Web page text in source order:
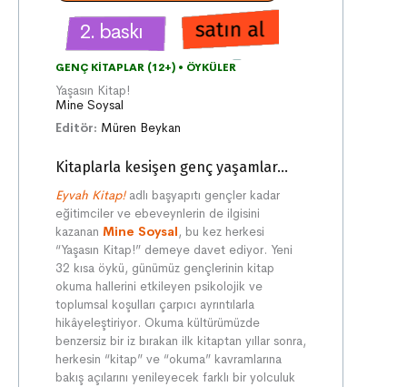
2. baskı
GENÇ KITAPLAR (12+) • ÖYKÜLER
Yaşasın Kitap!
Mine Soysal
Editör: Müren Beykan
Kitaplarla kesişen genç yaşamlar...
Eyvah Kitap!adlı başyapıtı gençler kadar
eğitimciler ve ebeveynlerin de ilgisini
kazanan Mine Soysal, bu kez herkesi
“Yaşasın Kitap!” demeye davet ediyor. Yeni
32 kısa öykü, günümüz gençlerinin kitap
okuma hallerini etkileyen psikolojik ve
toplumsal koşulları çarpıcı ayrıntılarla
hikâyeleştiriyor. Okuma kültürümüzde
benzersiz bir iz bırakan ilk kitaptan yıllar sonra,
herkesin “kitap” ve “okuma” kavramlarına
bakış açılarını yenileyecek farklı bir yolculuk